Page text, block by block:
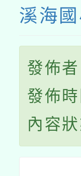
溪海
發佈
發佈
內容